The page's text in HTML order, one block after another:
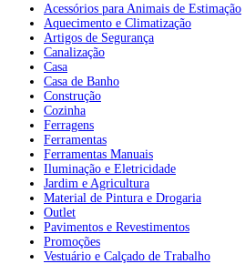
Acessórios para Animais de Estimação
Aquecimento e Climatização
Artigos de Segurança
Canalização
Casa
Casa de Banho
Construção
Cozinha
Ferragens
Ferramentas
Ferramentas Manuais
Iluminação e Eletricidade
Jardim e Agricultura
Material de Pintura e Drogaria
Outlet
Pavimentos e Revestimentos
Promoções
Vestuário e Calçado de Trabalho